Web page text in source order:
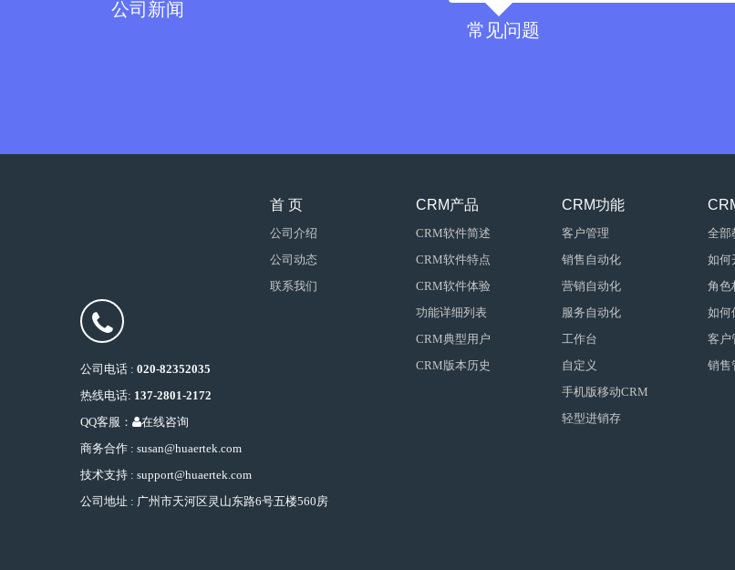
公司新闻
常见问题
全部
如何
角色
如何
客户
销售
CRM功能
客户管理
销售自动化
营销自动化
服务自动化
工作台
自定义
手机版移动CRM
轻型进销存
CRM产品
CRM软件简述
CRM软件特点
CRM软件体验
功能详细列表
CRM典型用户
CRM版本历史
首 页
公司介绍
公司动态
联系我们
公司电话 : 020-82352035
热线电话: 137-2801-2172
QQ客服：
在线咨询
商务合作 : susan@huaertek.com
技术支持 : support@huaertek.com
公司地址 : 广州市天河区灵山东路6号五楼560房